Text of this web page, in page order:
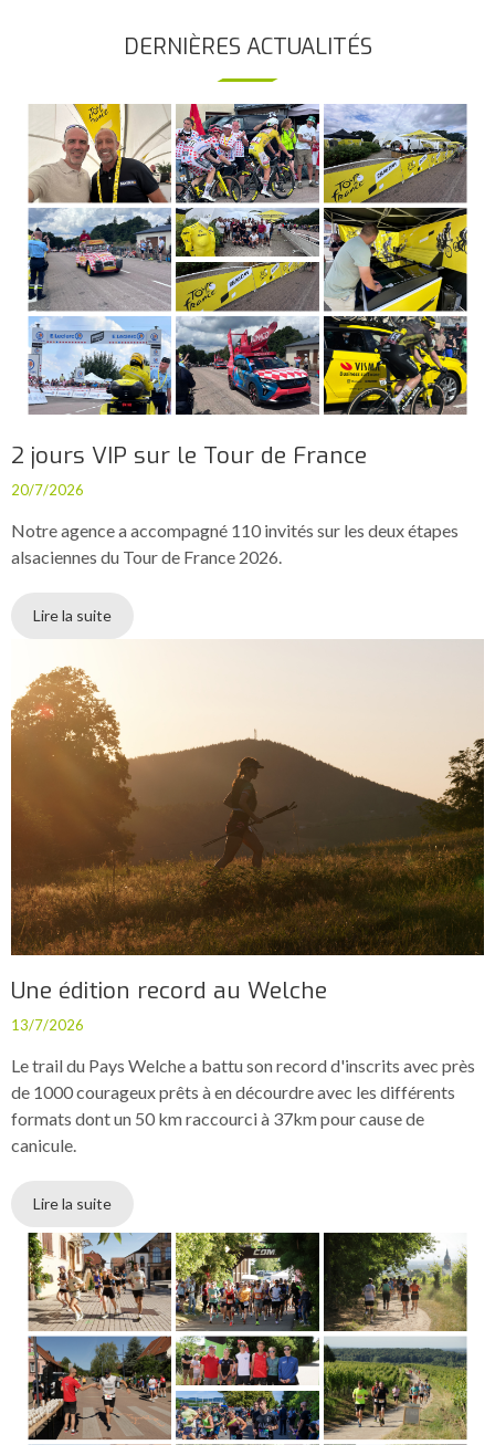
DERNIÈRES ACTUALITÉS
2 jours VIP sur le Tour de France
20/7/2026
Notre agence a accompagné 110 invités sur les deux étapes
alsaciennes du Tour de France 2026.
Lire la suite
Une édition record au Welche
13/7/2026
Le trail du Pays Welche a battu son record d'inscrits avec près
de 1000 courageux prêts à en décourdre avec les différents
formats dont un 50 km raccourci à 37km pour cause de
canicule.
Lire la suite